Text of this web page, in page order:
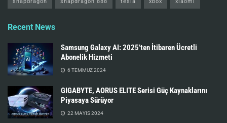
Recent News
Samsung Galaxy AI: 2025’ten İtibaren Ücretli
Abonelik Hizmeti
6 TEMMUZ 2024
GIGABYTE, AORUS ELITE Serisi Güç Kaynaklarını
Piyasaya Sürüyor
22 MAYIS 2024